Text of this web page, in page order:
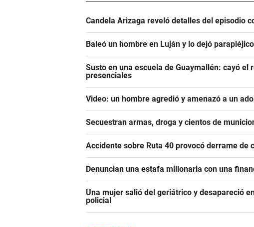
Candela Arizaga reveló detalles del episodio
Baleó un hombre en Luján y lo dejó
Susto en una escuela de Guaymallén: cayó
presenciales
Video: un hombre agredió y amenazó a un
Secuestran armas, droga y cientos de
Accidente sobre Ruta 40 provocó derrame de
Denuncian una estafa millonaria con una
Una mujer salió del geriátrico y desapareció
policial